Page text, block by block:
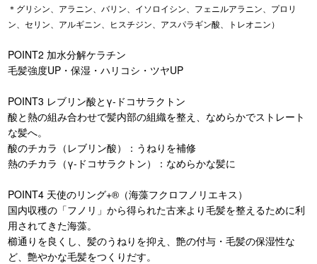
＊グリシン、アラニン、バリン、イソロイシン、フェニルアラニン、プロリ
ン、セリン、アルギニン、ヒスチジン、アスパラギン酸、トレオニン）
POINT2 加水分解ケラチン
毛髪強度UP・保湿・ハリコシ・ツヤUP
POINT3 レブリン酸とγ-ドコサラクトン
酸と熱の組み合わせで髪内部の組織を整え、なめらかでストレート
な髪へ。
酸のチカラ（レブリン酸）：うねりを補修
熱のチカラ（γ-ドコサラクトン）：なめらかな髪に
POINT4 天使のリング+®（海藻フクロフノリエキス）
国内収穫の「フノリ」から得られた古来より毛髪を整えるために利
用されてきた海藻。
櫛通りを良くし、髪のうねりを抑え、艶の付与・毛髪の保湿性な
ど、艶やかな毛髪をつくりだす。